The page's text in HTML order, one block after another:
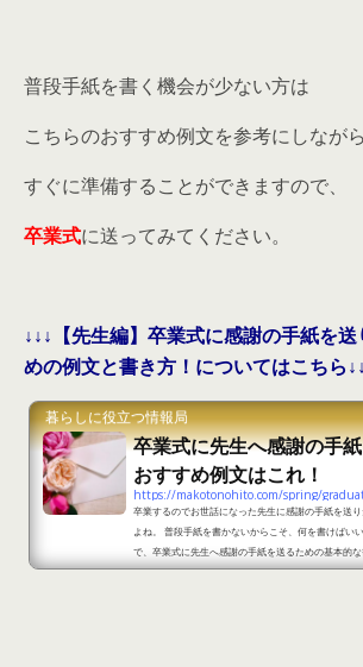
普段手紙を書く機会が少ない方は
こちらのおすすめ例文を参考にしなが
すぐに準備することができますので、
卒業式に送ってみてください。
↓↓↓【先生編】卒業式に感謝の手紙を
めの例文と書き方！についてはこちら
暮らしに役立つ情報局
卒業式に先生へ感謝の手
おすすめ例文はこれ！
卒業するのでお世話になった先生に感謝の手紙を送
よね。 普段手紙を書かないからこそ、何を書けばい
で、卒業式に先生へ感謝の手紙を送るための基本的
紹介します。 先生へ感謝の手紙を書く時のポイント